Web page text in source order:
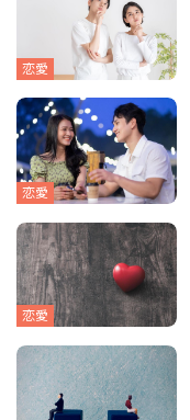
恋愛
恋愛
恋愛